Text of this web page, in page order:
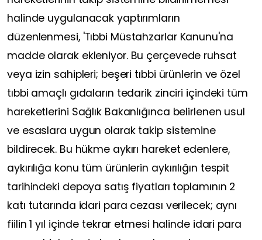
halinde uygulanacak yaptırımların
düzenlenmesi, 'Tıbbi Müstahzarlar Kanunu'na
madde olarak ekleniyor. Bu çerçevede ruhsat
veya izin sahipleri; beşeri tıbbi ürünlerin ve özel
tıbbi amaçlı gıdaların tedarik zinciri içindeki tüm
hareketlerini Sağlık Bakanlığınca belirlenen usul
ve esaslara uygun olarak takip sistemine
bildirecek. Bu hükme aykırı hareket edenlere,
aykırılığa konu tüm ürünlerin aykırılığın tespit
tarihindeki depoya satış fiyatları toplamının 2
katı tutarında idari para cezası verilecek; aynı
fiilin 1 yıl içinde tekrar etmesi halinde idari para